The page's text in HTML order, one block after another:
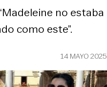
no estaba
como este”.
14 MAYO 2025